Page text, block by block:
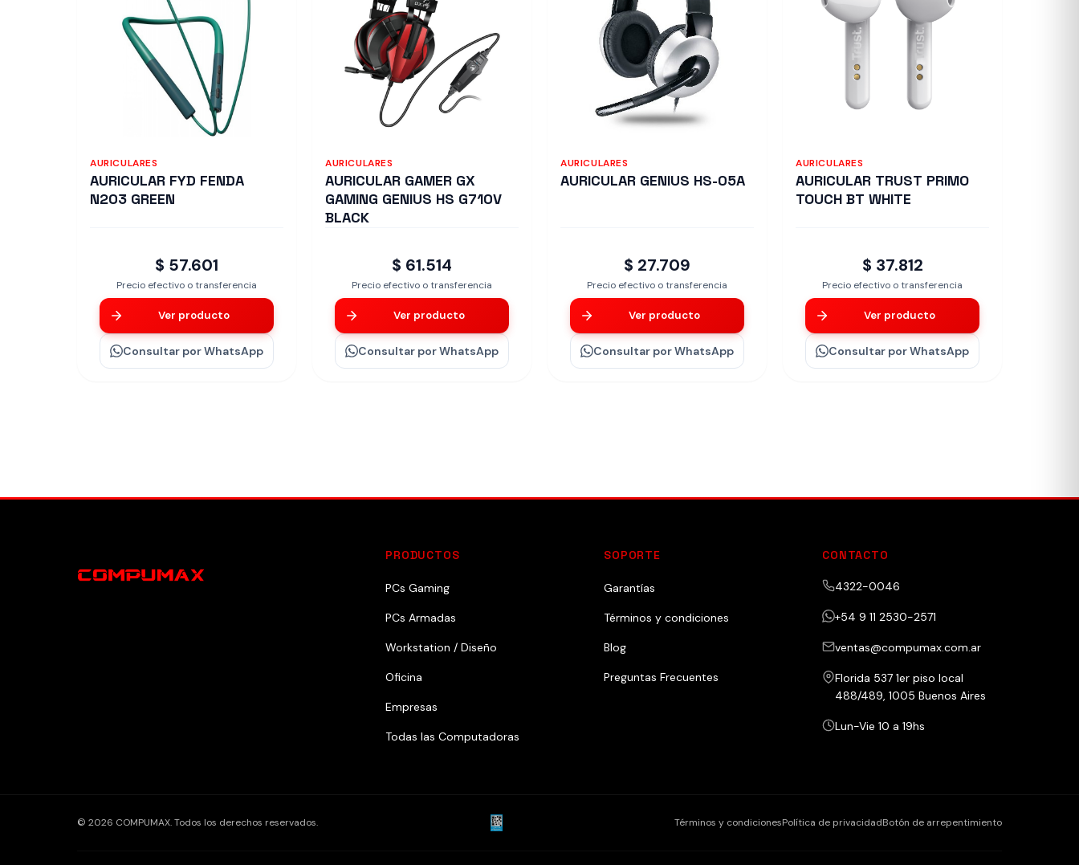
AURICULARES
AURICULAR FYD FENDA
N203 GREEN
$ 57.601
Precio efectivo o transferencia
Ver producto
Consultar por WhatsApp
AURICULARES
AURICULAR GAMER GX
GAMING GENIUS HS G710V
BLACK
$ 61.514
Precio efectivo o transferencia
Ver producto
Consultar por WhatsApp
AURICULARES
AURICULAR GENIUS HS-05A
$ 27.709
Precio efectivo o transferencia
Ver producto
Consultar por WhatsApp
AURICULARES
AURICULAR TRUST PRIMO
TOUCH BT WHITE
$ 37.812
Precio efectivo o transferencia
Ver producto
Consultar por WhatsApp
PRODUCTOS
PCs Gaming
PCs Armadas
Workstation / Diseño
Oficina
Empresas
Todas las Computadoras
SOPORTE
Garantías
Términos y condiciones
Blog
Preguntas Frecuentes
CONTACTO
4322-0046
+54 9 11 2530-2571
ventas@compumax.com.ar
Florida 537 1er piso local
488/489, 1005 Buenos Aires
Lun-Vie 10 a 19hs
© 2026 COMPUMAX. Todos los derechos reservados. Términos y condicionesPolítica de privacidadBotón de arrepentimiento